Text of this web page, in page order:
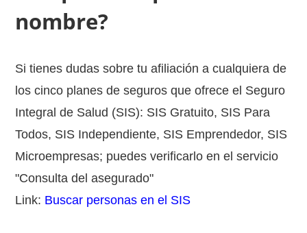
nombre?
Si tienes dudas sobre tu afiliación a cualquiera de
los cinco planes de seguros que ofrece el Seguro
Integral de Salud (SIS): SIS Gratuito, SIS Para
Todos, SIS Independiente, SIS Emprendedor, SIS
Microempresas; puedes verificarlo en el servicio
"Consulta del asegurado"
Link: Buscar personas en el SIS